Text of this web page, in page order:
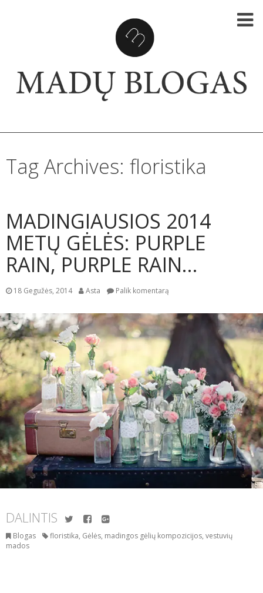
SKIP TO CONTENT
Tag Archives: floristika
MADINGIAUSIOS 2014
METŲ GĖLĖS: PURPLE
RAIN, PURPLE RAIN…
18 Gegužės, 2014 Asta Palik komentarą
DALINTIS TwitterFacebook
Blogas floristika, Gėlės, madingos gėlių kompozicijos, vestuvių
mados